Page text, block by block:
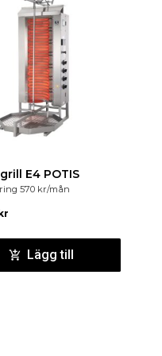
E4 POTIS
570 kr/mån
kr
Lägg till